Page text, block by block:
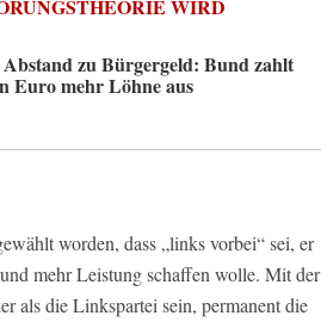
WIRD
zu Bürgergeld: Bund zahlt
Euro mehr Löhne aus
worden, dass „links vorbei“ sei, er
mehr Leistung schaffen wolle. Mit der
als die Linkspartei sein, permanent die